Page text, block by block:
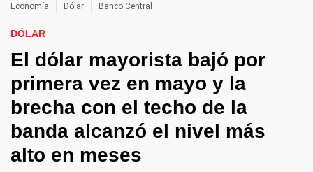
Economía Dólar Banco Central
DÓLAR
El dólar mayorista bajó por
primera vez en mayo y la
brecha con el techo de la
banda alcanzó el nivel más
alto en meses